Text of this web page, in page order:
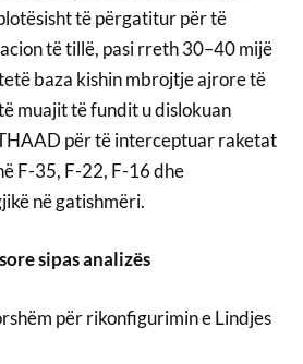
të përgatitur për të
të tillë, pasi rreth 30–40 mijë
baza kishin mbrojtje ajrore të
muajit të fundit u dislokuan
për të interceptuar raketat
F-35, F-22, F-16 dhe
në gatishmëri.
sipas analizës
për rikonfigurimin e Lindjes